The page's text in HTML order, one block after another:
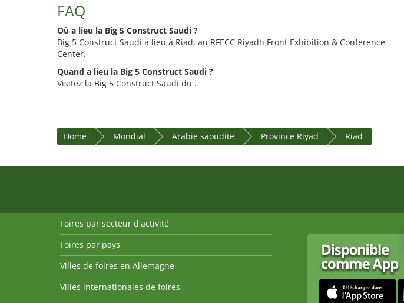
FAQ
Où a lieu la Big 5 Construct Saudi ?
Big 5 Construct Saudi a lieu à Riad, au RFECC Riyadh Front Exhibition & Conference
Center.
Quand a lieu la Big 5 Construct Saudi ?
Visitez la Big 5 Construct Saudi du .
Home Mondial Arabie saoudite Province Riyad Riad
Foires par secteur d'activité
Foires par pays
Villes de foires en Allemagne
Villes internationales de foires